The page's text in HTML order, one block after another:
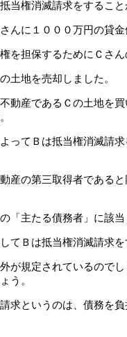
当権消滅請求をするこ
んに１０００万円の貸金
を担保するためにＣさ
土地を売却しました。
動産であるＣの土地を
ってＢは抵当権消滅請
産の第三取得者である
「主たる債務者」に該当
てＢは抵当権消滅請求
が規定されているので
う。
求というのは、債務を